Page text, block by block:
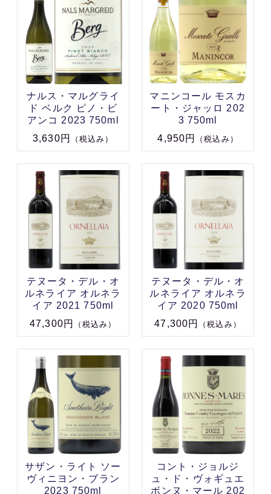
ナルス・マルグライ
ド ベルク ピノ・ビ
アンコ 2023 750ml
3,630円
（税込み）
マニンコール モスカ
ート・ジャッロ 202
3 750ml
4,950円
（税込み）
テヌータ・デル・オ
ルネライア オルネラ
イア 2021 750ml
47,300円
（税込み）
テヌータ・デル・オ
ルネライア オルネラ
イア 2020 750ml
47,300円
（税込み）
サザン・ライト ソー
ヴィニヨン・ブラン
2023 750ml
コント・ジョルジ
ュ・ド・ヴォギュエ
ボンヌ・マール 202